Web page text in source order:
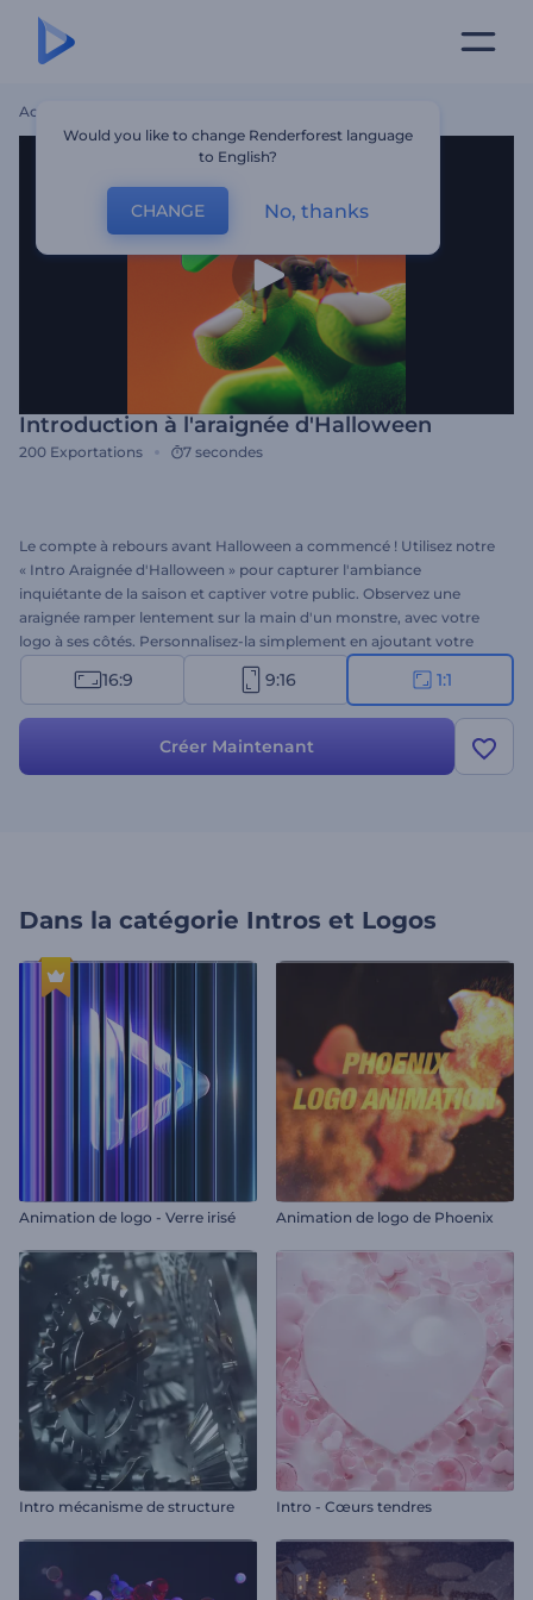
Accueil
Introduction à l'araignée d'Halloween
200 Exportations 7 secondes
Le compte à rebours avant Halloween a commencé ! Utilisez notre
« Intro Araignée d'Halloween » pour capturer l'ambiance
inquiétante de la saison et captiver votre public. Observez une
araignée ramper lentement sur la main d'un monstre, avec votre
logo à ses côtés. Personnalisez-la simplement en ajoutant votre
logo, votre slogan et une musique de fond effrayante. Idéal pour les
invitations, les messages de vœux, les introductions effrayantes, les
d'Halloween. Essayez-la dès maintenant !
16:9 9:16 1:1
Créer Maintenant
Dans la catégorie Intros et Logos
Animation de logo - Verre irisé Animation de logo de Phoenix
Intro mécanisme de structure Intro - Cœurs tendres
Would you like to change Renderforest language
to English?
CHANGE No, thanks